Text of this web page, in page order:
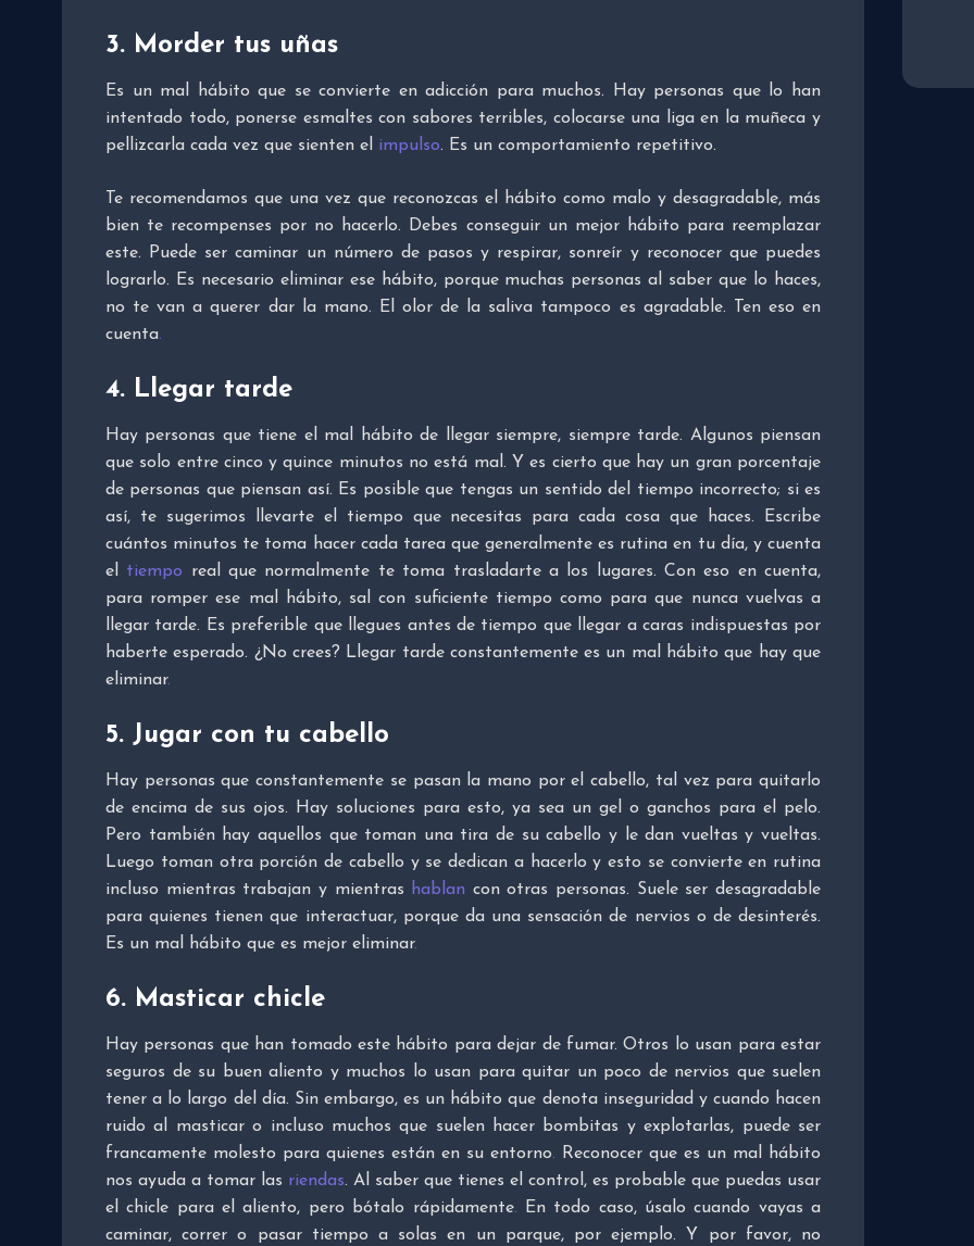
3. Morder tus uñas
Es un mal hábito que se convierte en adicción para muchos. Hay personas que lo han
intentado todo, ponerse esmaltes con sabores terribles, colocarse una liga en la muñeca y
pellizcarla cada vez que sienten el impulso. Es un comportamiento repetitivo.
Te recomendamos que una vez que reconozcas el hábito como malo y desagradable, más
bien te recompenses por no hacerlo. Debes conseguir un mejor hábito para reemplazar
este. Puede ser caminar un número de pasos y respirar, sonreír y reconocer que puedes
lograrlo. Es necesario eliminar ese hábito, porque muchas personas al saber que lo haces,
no te van a querer dar la mano. El olor de la saliva tampoco es agradable. Ten eso en
cuenta.
4. Llegar tarde
Hay personas que tiene el mal hábito de llegar siempre, siempre tarde. Algunos piensan
que solo entre cinco y quince minutos no está mal. Y es cierto que hay un gran porcentaje
de personas que piensan así. Es posible que tengas un sentido del tiempo incorrecto; si es
así, te sugerimos llevarte el tiempo que necesitas para cada cosa que haces. Escribe
cuántos minutos te toma hacer cada tarea que generalmente es rutina en tu día, y cuenta
el tiempo real que normalmente te toma trasladarte a los lugares. Con eso en cuenta,
para romper ese mal hábito, sal con suficiente tiempo como para que nunca vuelvas a
llegar tarde. Es preferible que llegues antes de tiempo que llegar a caras indispuestas por
haberte esperado. ¿No crees? Llegar tarde constantemente es un mal hábito que hay que
eliminar.
5. Jugar con tu cabello
Hay personas que constantemente se pasan la mano por el cabello, tal vez para quitarlo
de encima de sus ojos. Hay soluciones para esto, ya sea un gel o ganchos para el pelo.
Pero también hay aquellos que toman una tira de su cabello y le dan vueltas y vueltas.
Luego toman otra porción de cabello y se dedican a hacerlo y esto se convierte en rutina
incluso mientras trabajan y mientras
hablan con otras personas. Suele ser desagradable
para quienes tienen que interactuar, porque da una sensación de nervios o de desinterés.
Es un mal hábito que es mejor eliminar.
6. Masticar chicle
Hay personas que han tomado este hábito para dejar de fumar. Otros lo usan para estar
seguros de su buen aliento y muchos lo usan para quitar un poco de nervios que suelen
tener a lo largo del día. Sin embargo, es un hábito que denota inseguridad y cuando hacen
ruido al masticar o incluso muchos que suelen hacer bombitas y explotarlas, puede ser
francamente molesto para quienes están en su entorno. Reconocer que es un mal hábito
nos ayuda a tomar las riendas. Al saber que tienes el control, es probable que puedas usar
el chicle para el aliento, pero bótalo rápidamente. En todo caso, úsalo cuando vayas a
caminar, correr o pasar tiempo a solas en un parque, por ejemplo. Y por favor, no